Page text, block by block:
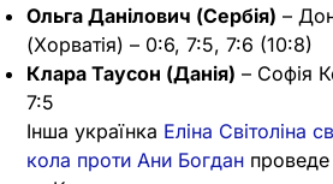
Ольга Данілович (Сербія) –
(Хорватія) – 0:6, 7:5, 7:6 (10:8)
Клара Таусон (Данія) – Софія
7:5
Інша українка Еліна Світоліна
кола проти Ани Богдан